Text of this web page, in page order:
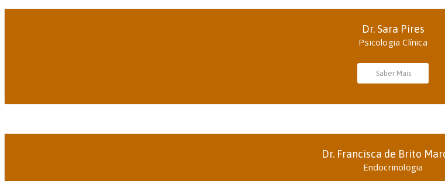
Dr. Sara Pires
Psicologia Clínica
Saber Mais
Dr. Francisca de Brito
Endocrinologia